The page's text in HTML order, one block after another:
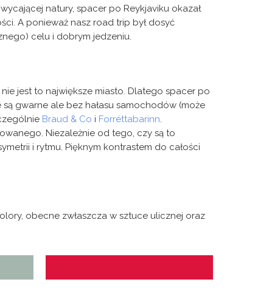
natury, spacer po Reykjaviku okazał
A ponieważ nasz road trip był dosyć
celu i dobrym jedzeniu.
jest to największe miasto. Dlatego spacer po
gwarne ale bez hałasu samochodów (może
Braud & Co i Forréttabarinn.
Niezależnie od tego, czy są to
i rytmu. Pięknym kontrastem do całości
obecne zwłaszcza w sztuce ulicznej oraz